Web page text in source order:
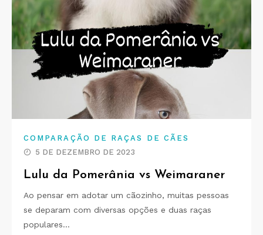
COMPARAÇÃO DE RAÇAS DE CÃES
5 DE DEZEMBRO DE 2023
Lulu da Pomerânia vs Weimaraner
Ao pensar em adotar um cãozinho, muitas pessoas
se deparam com diversas opções e duas raças
populares…